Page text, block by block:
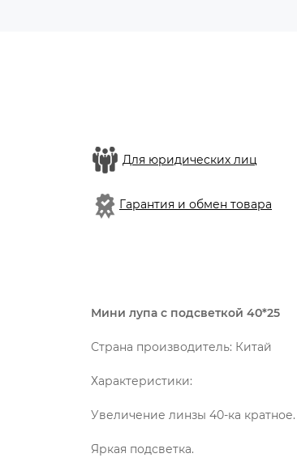
Для юридических лиц
Гарантия и обмен товара
Мини лупа с подсветкой 40*25
Страна производитель: Китай
Характеристики:
Увеличение линзы 40-ка кратное.
Яркая подсветка.